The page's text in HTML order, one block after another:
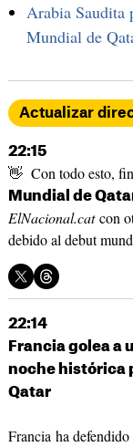
Arabia Saudita
Mundial de
Actualizar
22:15
👋 Con todo esto,
Mundial de
ElNacional.catcon
debido al debut
22:14
Francia golea a
noche histórica
Qatar
Francia ha